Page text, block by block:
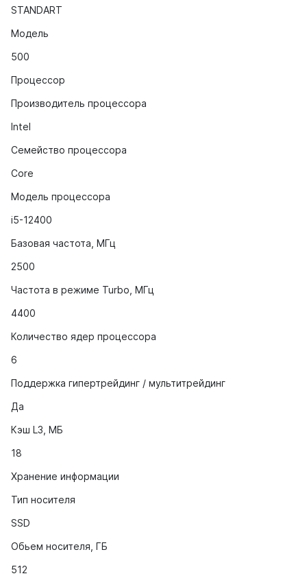
STANDART
Модель
500
Процессор
Производитель процессора
Intel
Семейство процессора
Core
Модель процессора
i5-12400
Базовая частота, МГц
2500
Частота в режиме Turbo, МГц
4400
Количество ядер процессора
6
Поддержка гипертрейдинг / мультитрейдинг
Да
Кэш L3, МБ
18
Хранение информации
Тип носителя
SSD
Обьем носителя, ГБ
512